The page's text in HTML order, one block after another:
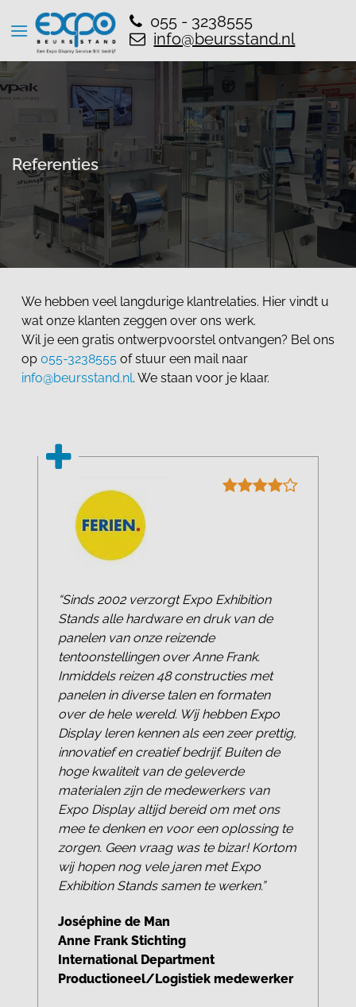
055 - 3238555
info@beursstand.nl
Referenties
We hebben veel langdurige klantrelaties. Hier vindt u
wat onze klanten zeggen over ons werk.
Wil je een gratis ontwerpvoorstel ontvangen? Bel ons
op 055-3238555 of stuur een mail naar
info@beursstand.nl. We staan voor je klaar.
“Sinds 2002 verzorgt Expo Exhibition
Stands alle hardware en druk van de
panelen van onze reizende
tentoonstellingen over Anne Frank.
Inmiddels reizen 48 constructies met
panelen in diverse talen en formaten
over de hele wereld. Wij hebben Expo
Display leren kennen als een zeer prettig,
innovatief en creatief bedrijf. Buiten de
hoge kwaliteit van de geleverde
materialen zijn de medewerkers van
Expo Display altijd bereid om met ons
mee te denken en voor een oplossing te
zorgen. Geen vraag was te bizar! Kortom
wij hopen nog vele jaren met Expo
Exhibition Stands samen te werken.”
Joséphine de Man
Anne Frank Stichting
International Department
Productioneel/Logistiek medewerker